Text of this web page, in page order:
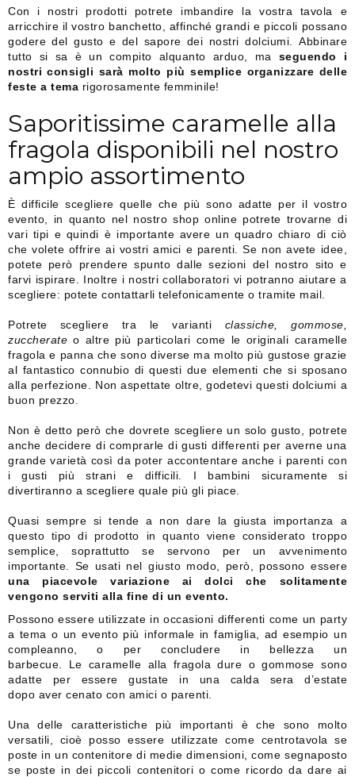
Con i nostri prodotti potrete imbandire la vostra tavola e
arricchire il vostro banchetto, affinché grandi e piccoli possano
godere del gusto e del sapore dei nostri dolciumi. Abbinare
tutto si sa è un compito alquanto arduo, ma seguendo i
nostri consigli sarà molto più semplice organizzare delle
feste a tema rigorosamente femminile!
Saporitissime caramelle alla
fragola disponibili nel nostro
ampio assortimento
È difficile scegliere quelle che più sono adatte per il vostro
evento, in quanto nel nostro shop online potrete trovarne di
vari tipi e quindi è importante avere un quadro chiaro di ciò
che volete offrire ai vostri amici e parenti. Se non avete idee,
potete però prendere spunto dalle sezioni del nostro sito e
farvi ispirare. Inoltre i nostri collaboratori vi potranno aiutare a
scegliere: potete contattarli telefonicamente o tramite mail.
Potrete scegliere tra le varianti classiche, gommose,
zuccherate o altre più particolari come le originali caramelle
fragola e panna che sono diverse ma molto più gustose grazie
al fantastico connubio di questi due elementi che si sposano
alla perfezione. Non aspettate oltre, godetevi questi dolciumi a
buon prezzo.
Non è detto però che dovrete scegliere un solo gusto, potrete
anche decidere di comprarle di gusti differenti per averne una
grande varietà così da poter accontentare anche i parenti con
i gusti più strani e difficili. I bambini sicuramente si
divertiranno a scegliere quale più gli piace.
Quasi sempre si tende a non dare la giusta importanza a
questo tipo di prodotto in quanto viene considerato troppo
semplice, soprattutto se servono per un avvenimento
importante. Se usati nel giusto modo, però, possono essere
una piacevole variazione ai dolci che solitamente
vengono serviti alla fine di un evento.
Possono essere utilizzate in occasioni differenti come un party
a tema o un evento più informale in famiglia, ad esempio un
compleanno, o per concludere in bellezza un
barbecue. Le caramelle alla fragola dure o gommose sono
adatte per essere gustate in una calda sera d’estate
dopo aver cenato con amici o parenti.
Una delle caratteristiche più importanti è che sono molto
versatili, cioè posso essere utilizzate come centrotavola se
poste in un contenitore di medie dimensioni, come segnaposto
se poste in dei piccoli contenitori o come ricordo da dare ai